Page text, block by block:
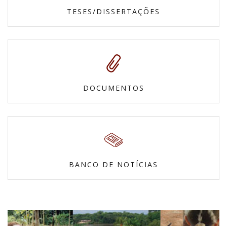
TESES/DISSERTAÇÕES
DOCUMENTOS
BANCO DE NOTÍCIAS